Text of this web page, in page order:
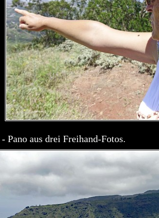
Pano aus drei Freihand-Fotos.